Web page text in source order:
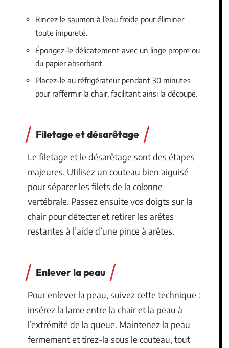
Rincez le saumon à l’eau froide pour éliminer
toute impureté.
Épongez-le délicatement avec un linge propre ou
du papier absorbant.
Placez-le au réfrigérateur pendant 30 minutes
pour raffermir la chair, facilitant ainsi la découpe.
Filetage et désarêtage
Le filetage et le désarêtage sont des étapes
majeures. Utilisez un couteau bien aiguisé
pour séparer les filets de la colonne
vertébrale. Passez ensuite vos doigts sur la
chair pour détecter et retirer les arêtes
restantes à l’aide d’une pince à arêtes.
Enlever la peau
Pour enlever la peau, suivez cette technique :
insérez la lame entre la chair et la peau à
l’extrémité de la queue. Maintenez la peau
fermement et tirez-la sous le couteau, tout